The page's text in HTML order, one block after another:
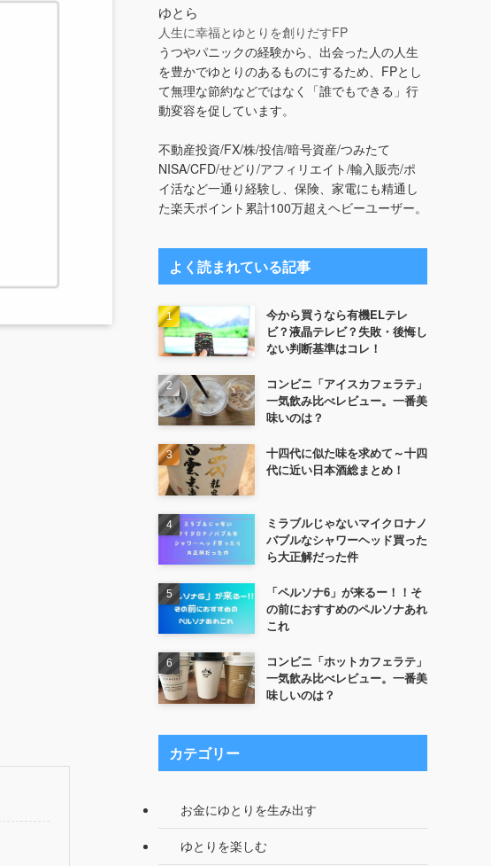
ゆとら
人生に幸福とゆとりを創りだすFP
うつやパニックの経験から、出会った人の人生
を豊かでゆとりのあるものにするため、FPとし
て無理な節約などではなく「誰でもできる」行
動変容を促しています。
不動産投資/FX/株/投信/暗号資産/つみたて
NISA/CFD/せどり/アフィリエイト/輸入販売/ポ
イ活など一通り経験し、保険、家電にも精通し
た楽天ポイント累計100万超えヘビーユーザー。
よく読まれている記事
今から買うなら有機ELテレ
ビ？液晶テレビ？失敗・後悔し
ない判断基準はコレ！
コンビニ「アイスカフェラテ」
一気飲み比べレビュー。一番美
味いのは？
十四代に似た味を求めて～十四
代に近い日本酒総まとめ！
ミラブルじゃないマイクロナノ
バブルなシャワーヘッド買った
ら大正解だった件
「ペルソナ6」が来るー！！そ
の前におすすめのペルソナあれ
これ
コンビニ「ホットカフェラテ」
一気飲み比べレビュー。一番美
味しいのは？
カテゴリー
お金にゆとりを生み出す
ゆとりを楽しむ